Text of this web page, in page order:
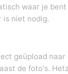
waar je
is niet nodig.
geüpload naar
de foto's.